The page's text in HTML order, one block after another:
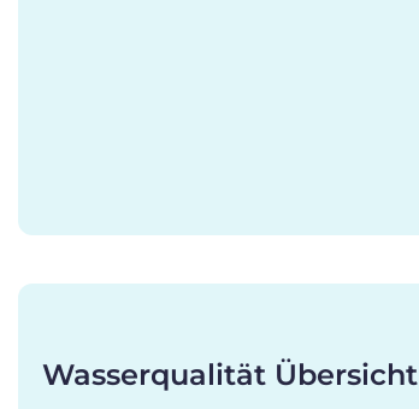
Wasserqualität Übersicht